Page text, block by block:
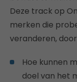
Deze track op
merken die
veranderen,
Hoe kunnen
doel van het